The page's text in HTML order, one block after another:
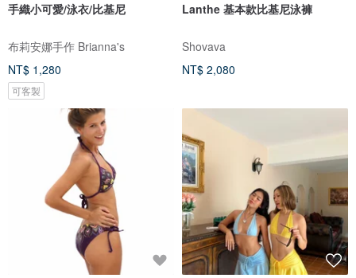
手織小可愛/泳衣/比基尼
布莉安娜手作 Brianna's
NT$ 1,280
可客製
Lanthe 基本款比基尼泳褲
Shovava
NT$ 2,080